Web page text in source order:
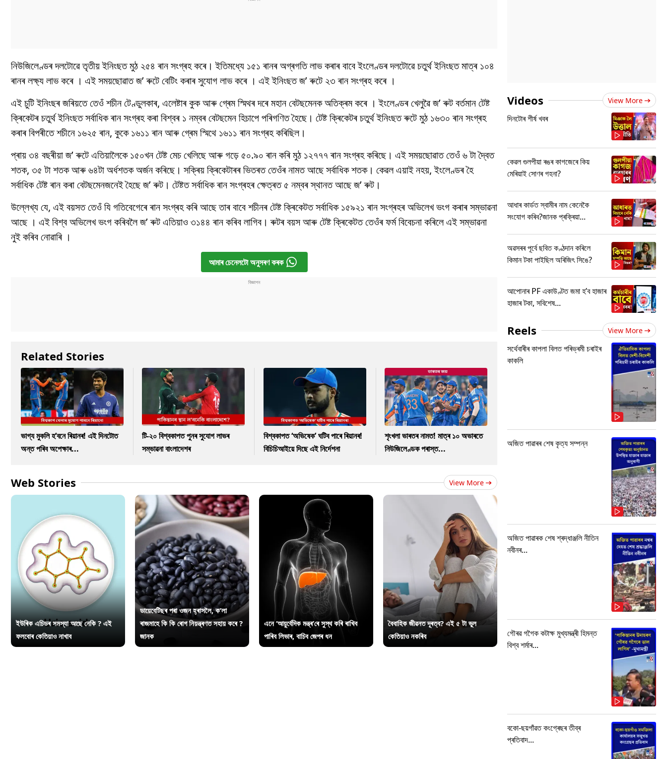
নিউজিলেণ্ডৰ দলটোৱে তৃতীয় ইনিংছত মুঠ ২৫৪ ৰান সংগ্ৰহ কৰে। ইতিমধ্যে ১৫১ ৰানৰ অগ্ৰগতি লাভ কৰাৰ বাবে ইংলেণ্ডৰ দলটোৱে চতুৰ্থ ইনিংছত মাত্ৰ ১০৪
ৰানৰ লক্ষ্য লাভ কৰে । এই সময়ছোৱাত জ’ ৰুটে বেটিং কৰাৰ সুযোগ লাভ কৰে । এই ইনিংছত জ’ ৰুটে ২৩ ৰান সংগ্ৰহ কৰে ।
এই চুটি ইনিংছৰ জৰিয়তে তেওঁ শচীন টেণ্ডুলকাৰ, এলেষ্টাৰ কুক আৰু গ্ৰেম স্মিথৰ দৰে মহান বেটছমেনক অতিক্ৰম কৰে । ইংলেণ্ডৰ খেলুৱৈ জ’ ৰুট বৰ্তমান টেষ্ট
ক্ৰিকেটৰ চতুৰ্থ ইনিংছত সৰ্বাধিক ৰান সংগ্ৰহ কৰা বিশ্বৰ ১ নম্বৰ বেটছমেন হিচাপে পৰিগণিত হৈছে। টেষ্ট ক্ৰিকেটৰ চতুৰ্থ ইনিংছত ৰুটে মুঠ ১৬৩০ ৰান সংগ্ৰহ
কৰাৰ বিপৰীতে শচীনে ১৬২৫ ৰান, কুকে ১৬১১ ৰান আৰু গ্ৰেম স্মিথে ১৬১১ ৰান সংগ্ৰহ কৰিছিল।
প্ৰায় ৩৪ বছৰীয়া জ’ ৰুটে এতিয়ালৈকে ১৫০খন টেষ্ট মেচ খেলিছে আৰু গড়ে ৫০.৯০ ৰান কৰি মুঠ ১২৭৭৭ ৰান সংগ্ৰহ কৰিছে। এই সময়ছোৱাত তেওঁ ৬ টা দ্বৈত
শতক, ৩৫ টা শতক আৰু ৬৪টা অৰ্ধশতক অৰ্জন কৰিছে। সক্ৰিয় ক্ৰিকেটাৰৰ ভিতৰত তেওঁৰ নামত আছে সৰ্বাধিক শতক। কেৱল এয়াই নহয়, ইংলেণ্ডৰ হৈ
সৰ্বাধিক টেষ্ট ৰান কৰা বেটছমেনজনেই হৈছে জ’ ৰুট। টেষ্টত সৰ্বাধিক ৰান সংগ্ৰহৰ ক্ষেত্ৰত ৫ নম্বৰ স্থানত আছে জ’ ৰুট।
উল্লেখ্য যে, এই বয়সত তেওঁ যি গতিবেগেৰে ৰান সংগ্ৰহ কৰি আছে তাৰ বাবে শচীনৰ টেষ্ট ক্ৰিকেটত সৰ্বাধিক ১৫৯২১ ৰান সংগ্ৰহৰ অভিলেখ ভংগ কৰাৰ সম্ভাৱনা
আছে । এই বিশ্ব অভিলেখ ভংগ কৰিবলৈ জ’ ৰুট এতিয়াও ৩১৪৪ ৰান কৰিব লাগিব। ৰুটৰ বয়স আৰু টেষ্ট ক্ৰিকেটত তেওঁৰ ফৰ্ম বিবেচনা কৰিলে এই সম্ভাৱনা
নুই কৰিব নোৱাৰি ।
আমাৰ চেনেলটো অনুসৰণ কৰক
Related Stories
ভাগ্য মুকলি হ’বনে ৰিয়ানৰ! এই দিনটোত
অন্ত পৰিব অপেক্ষাৰ...
টি-২০ বিশ্বকাপত পুনৰ সুযোগ লাভৰ
সম্ভাৱনা বাংলাদেশৰ
বিশ্বকাপত ‘অভিষেক’ ঘটিব পাৰে ৰিয়ানৰ!
বিচিচিআইয়ে দিছে এই নিৰ্দেশনা
শৃংখলা ভাৰতৰ নামত! মাত্ৰ ১০ অভাৰতে
নিউজিলেণ্ডক পৰাস্ত...
Web Stories View More
ইউৰিক এচিডৰ সমস্যা আছে নেকি ? এই
ফলবোৰ কেতিয়াও নাখাব
ডায়েবেটিছৰ পৰা ওজন হ্ৰাসলৈ, ক’লা
ৰাজমাহে কি কি ৰোগ নিয়ন্ত্ৰণত সহায় কৰে ?
জানক
এনে ‘আয়ুৰ্বেদিক মন্ত্ৰ’ৰে সুস্থ কৰি ৰাখিব
পাৰিব লিভাৰ, বাচিব জেপৰ ধন
বৈবাহিক জীৱনত দূৰত্ব? এই ৫ টা ভুল
কেতিয়াও নকৰিব
Videos View More
দিনটোৰ শীৰ্ষ খবৰ
কেৱল গুলপীয়া ৰঙৰ কাগজেৰে কিয়
মেৰিয়াই সোণৰ গহনা?
আধাৰ কাৰ্ডত স্বামীৰ নাম কেনেকৈ
সংযোগ কৰিব?জানক প্ৰক্ৰিয়া...
অৱসৰৰ পূৰ্বে ছবিত কণ্ঠদান কৰিলে
কিমান টকা পাইছিল অৰিজিৎ সিঙে?
আপোনাৰ PF একাউণ্টত জমা হ’ব হাজাৰ
হাজাৰ টকা, সবিশেষ...
Reels View More
সৰ্থেবাৰীৰ কাপলা বিলত পৰিভ্ৰমী চৰাইৰ
কাকলি
অজিত পাৱাৰৰ শেষ কৃত্য সম্পন্ন
অজিত পাৱাৰক শেষ শ্ৰদ্ধাঞ্জলি নীতিন
নবীনৰ...
গৌৰৱ গগৈক কটাক্ষ মুখ্যমন্ত্ৰী হিমন্ত
বিশ্ব শৰ্মাৰ...
বকো-ছয়গাঁৱত কংগ্ৰেছৰ তীব্ৰ
প্ৰতিবাদ...